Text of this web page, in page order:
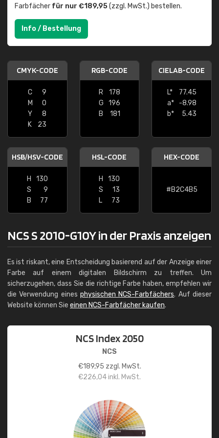
Farbfächer für nur €189,95(zzgl. MwSt.) bestellen.
Info / Bestellung
CMYK-CODE
C
9
M
0
Y
8
K
23
RGB-CODE
R
178
G
196
B
181
CIELAB-CODE
L*
77.45
a*
-8.98
b*
5.43
HSB/HSV-CODE
H
130
S
9
B
77
HSL-CODE
H
130
S
13
L
73
HEX-CODE
#B2C4B5
NCS S 2010-G10Y in der Praxis anzeigen
Es ist riskant, eine Entscheidung basierend auf der Anzeige einer
Farbe auf einem digitalen Bildschirm zu treffen. Um
sicherzugehen, dass Sie die richtige Farbe haben, empfehlen wir
die Verwendung eines physischen NCS-Farbfächers. Auf dieser
Website können Sie einen NCS-Farbfächer kaufen.
NCS Index 2050
NCS
€189,95 zzgl. MwSt.
€226,04inkl. MwSt.